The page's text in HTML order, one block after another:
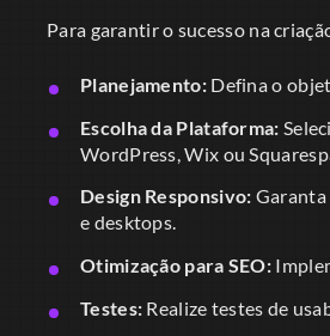
Para garantir o sucesso na
Planejamento:Defina o
Escolha da Plataforma:
WordPress, Wix ou
Design Responsivo: Garanta
e desktops.
Otimização para SEO:
Testes: Realize testes de